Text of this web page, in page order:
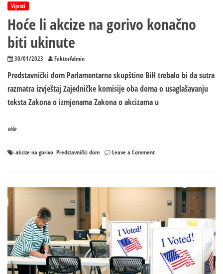
Vijesti
Hoće li akcize na gorivo konačno
biti ukinute
30/01/2023 FaktorAdmin
Predstavnički dom Parlamentarne skupštine BiH trebalo bi da sutra
razmatra izvještaj Zajedničke komisije oba doma o usaglašavanju
teksta Zakona o izmjenama Zakona o akcizama u
više
akcize na gorivo, Predstavnički dom Leave a Commenton
na
gorivo
biti
ukinute